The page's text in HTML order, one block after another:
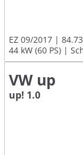
EZ 09/2017
44 kW (60 PS)
VW up
up! 1.0